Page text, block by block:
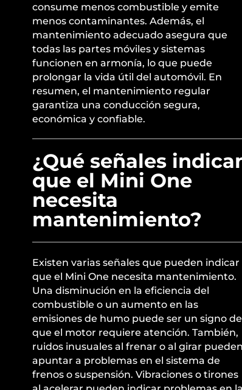
consume menos combustible y emite
menos contaminantes. Además, el
mantenimiento adecuado asegura que
todas las partes móviles y sistemas
funcionen en armonía, lo que puede
prolongar la vida útil del automóvil. En
resumen, el mantenimiento regular
garantiza una conducción segura,
económica y confiable.
¿Qué señales
que el Mini One
necesita
mantenimiento?
Existen varias señales que pueden indicar
que el Mini One necesita mantenimiento.
Una disminución en la eficiencia del
combustible o un aumento en las
emisiones de humo puede ser un signo de
que el motor requiere atención. También,
ruidos inusuales al frenar o al girar
apuntar a problemas en el sistema de
frenos o suspensión. Vibraciones o tirones